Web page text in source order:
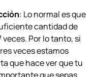
: Lo normal es que
cantidad de
Por lo tanto, si
veces estamos
que hace ver que tu
que sepas